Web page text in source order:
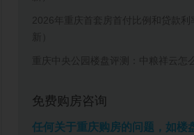
2026年重庆首套房首付比例和贷款利
重庆中央公园楼盘评测：中粮祥云怎
免费购房咨询
任何关于重庆购房的问题，如楼